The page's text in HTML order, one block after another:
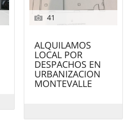
41
ALQUILAMOS
LOCAL POR
DESPACHOS EN
URBANIZACION
MONTEVALLE